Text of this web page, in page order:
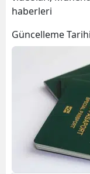
haberleri
Güncelleme